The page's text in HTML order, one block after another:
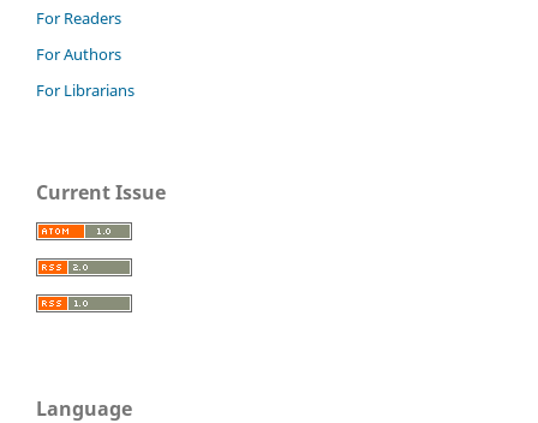
For Readers
For Authors
For Librarians
Current Issue
Language